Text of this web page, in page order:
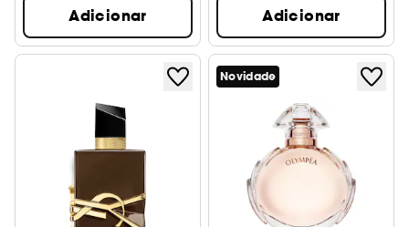
Adicionar Adicionar
Novidade